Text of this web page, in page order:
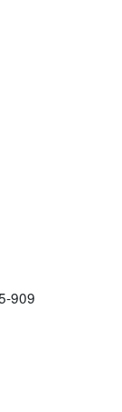
909